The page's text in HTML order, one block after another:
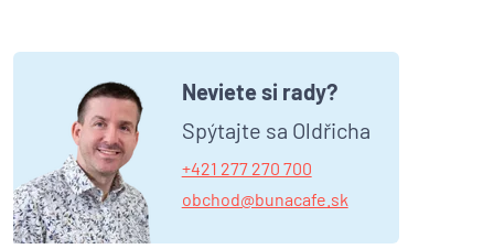
Neviete si rady?
Spýtajte sa Oldřicha
+421 277 270 700
obchod@bunacafe.sk